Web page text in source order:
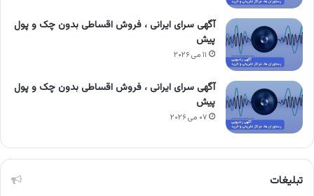
آگهی سرای ایرانی ، فروش اقساطی بدون چک و پول
پیش
۱۱ می ۲۰۲۶
آگهی سرای ایرانی ، فروش اقساطی بدون چک و پول
پیش
۰۷ می ۲۰۲۶
تبلیغات